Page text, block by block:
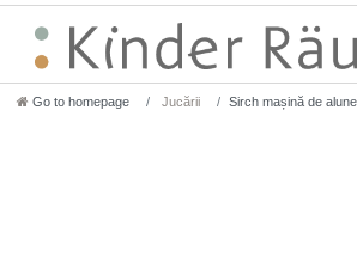
Go to homepage Jucării Sirch mașină de